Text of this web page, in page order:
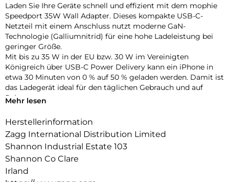
Laden Sie Ihre Geräte schnell und effizient mit dem mophie
Speedport 35W Wall Adapter. Dieses kompakte USB-C-
Netzteil mit einem Anschluss nutzt moderne GaN-
Technologie (Galliumnitrid) für eine hohe Ladeleistung bei
geringer Größe.
Mit bis zu 35 W in der EU bzw. 30 W im Vereinigten
Königreich über USB-C Power Delivery kann ein iPhone in
etwa 30 Minuten von 0 % auf 50 % geladen werden. Damit ist
das Ladegerät ideal für den täglichen Gebrauch und auf
Reisen.
enge Steckdosen. Integrierte Sicherheitsfunktionen sowie
zuverlässiges und nachhaltiges Laden.
Mehr lesen
Herstellerinformation
Zagg International Distribution Limited
Shannon Industrial Estate 103
Shannon Co Clare
Irland